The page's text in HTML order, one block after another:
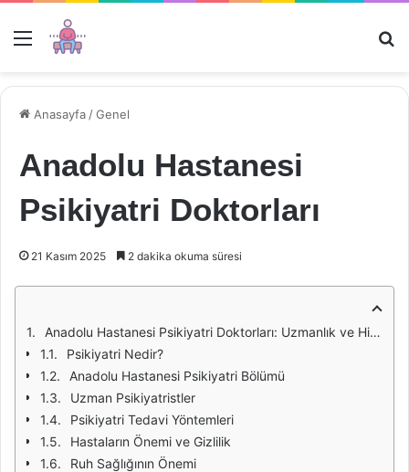
Menü
Anasayfa /Genel
Anadolu Hastanesi
Psikiyatri Doktorları
21 Kasım 2025 2 dakika okuma süresi
Anadolu Hastanesi Psikiyatri Doktorları: Uzmanlık ve Hizmetler
Psikiyatri Nedir?
Anadolu Hastanesi Psikiyatri Bölümü
Uzman Psikiyatristler
Psikiyatri Tedavi Yöntemleri
Hastaların Önemi ve Gizlilik
Ruh Sağlığının Önemi